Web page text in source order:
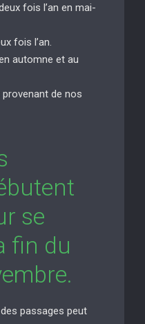
fois l’an en mai-
fois l’an.
automne et au
provenant de nos
se
fin du
passages peut